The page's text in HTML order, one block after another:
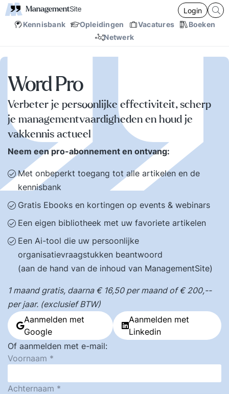
Kennisbank Opleidingen Vacatures
Boeken
Netwerk
Login
Word Pro
Verbeter je persoonlijke effectiviteit, scherp
je managementvaardigheden en houd je
vakkennis actueel
Neem een pro-abonnement en ontvang:
Met onbeperkt toegang tot alle artikelen en de
kennisbank
Gratis Ebooks en kortingen op events & webinars
Een eigen bibliotheek met uw favoriete artikelen
Een Ai-tool die uw persoonlijke
organisatievraagstukken beantwoord
(aan de hand van de inhoud van ManagementSite)
1 maand gratis, daarna € 16,50 per maand of € 200,--
per jaar. (exclusief BTW)
Aanmelden met
Google
Aanmelden met
Linkedin
Of aanmelden met e-mail:
Voornaam
Achternaam